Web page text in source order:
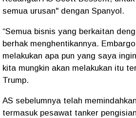
semua urusan" dengan Spanyol.
“Semua bisnis yang berkaitan
berhak menghentikannya.
melakukan apa pun yang saya
kita mungkin akan melakukan itu
Trump.
AS sebelumnya telah
termasuk pesawat tanker